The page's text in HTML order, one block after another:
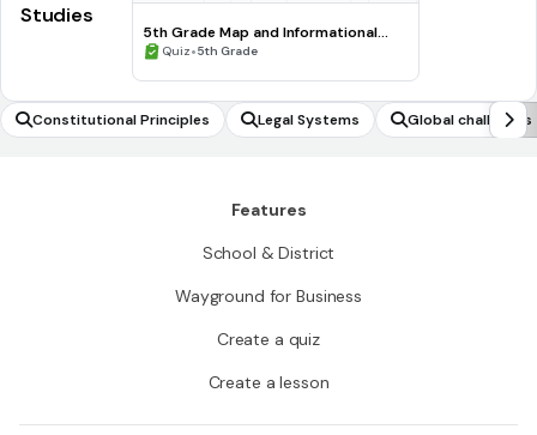
Studies
5th Grade Map and Informational
Processing Skills
Quiz•5th Grade
Constitutional Principles Legal Systems Global
Features
School & District
Wayground for Business
Create a quiz
Create a lesson